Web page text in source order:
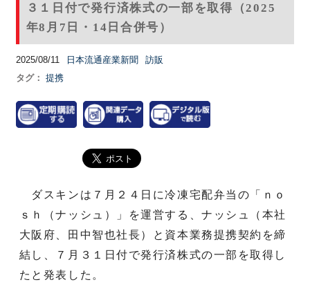
３１日付で発行済株式の一部を取得（2025
年8月7日・14日合併号）
2025/08/11 日本流通産業新聞
訪販
タグ： 提携
ダスキンは７月２４日に冷凍宅配弁当の「ｎｏ
ｓｈ（ナッシュ）」を運営する、ナッシュ（本社
大阪府、田中智也社長）と資本業務提携契約を締
結し、７月３１日付で発行済株式の一部を取得し
たと発表した。